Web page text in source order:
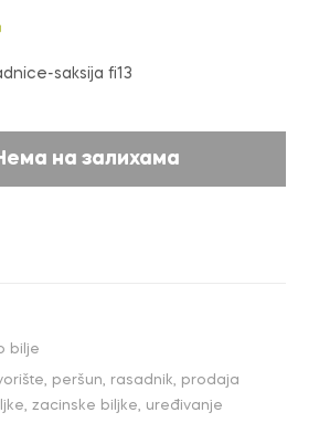
saksija fi13
на залихама
bilje
, peršun, rasadnik, prodaja
, zacinske biljke, uređivanje